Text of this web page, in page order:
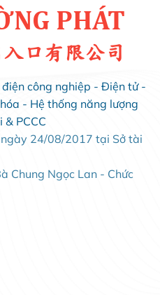
PHÁT
口有限公司
công nghiệp - Điện tử -
- Hệ thống năng lượng
PCCC
24/08/2017 tại Sở tài
Chung Ngọc Lan - Chức